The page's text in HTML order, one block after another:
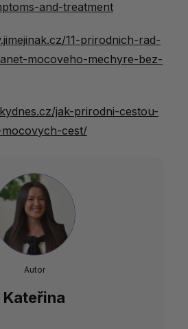
and-treatment
11-prirodnich-rad-
mocoveho-mechyre-bez-
jak-prirodni-cestou-
cest/
Autor
Kateřina